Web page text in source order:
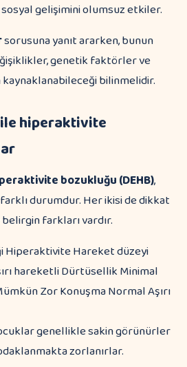
gelişimini olumsuz etkiler.
sorusuna yanıt ararken, bunun
genetik faktörler ve
bilinmelidir.
hiperaktivite
bozukluğu (DEHB),
farklı durumdur. Her ikisi de dikkat
farkları vardır.
Hiperaktivite Hareket düzeyi
hareketli Dürtüsellik Minimal
Zor Konuşma Normal Aşırı
genellikle sakin görünürler
zorlanırlar.